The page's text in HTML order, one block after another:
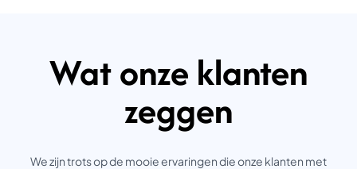
Wat onze klanten
zeggen
We zijn trots op de mooie ervaringen die onze klanten met